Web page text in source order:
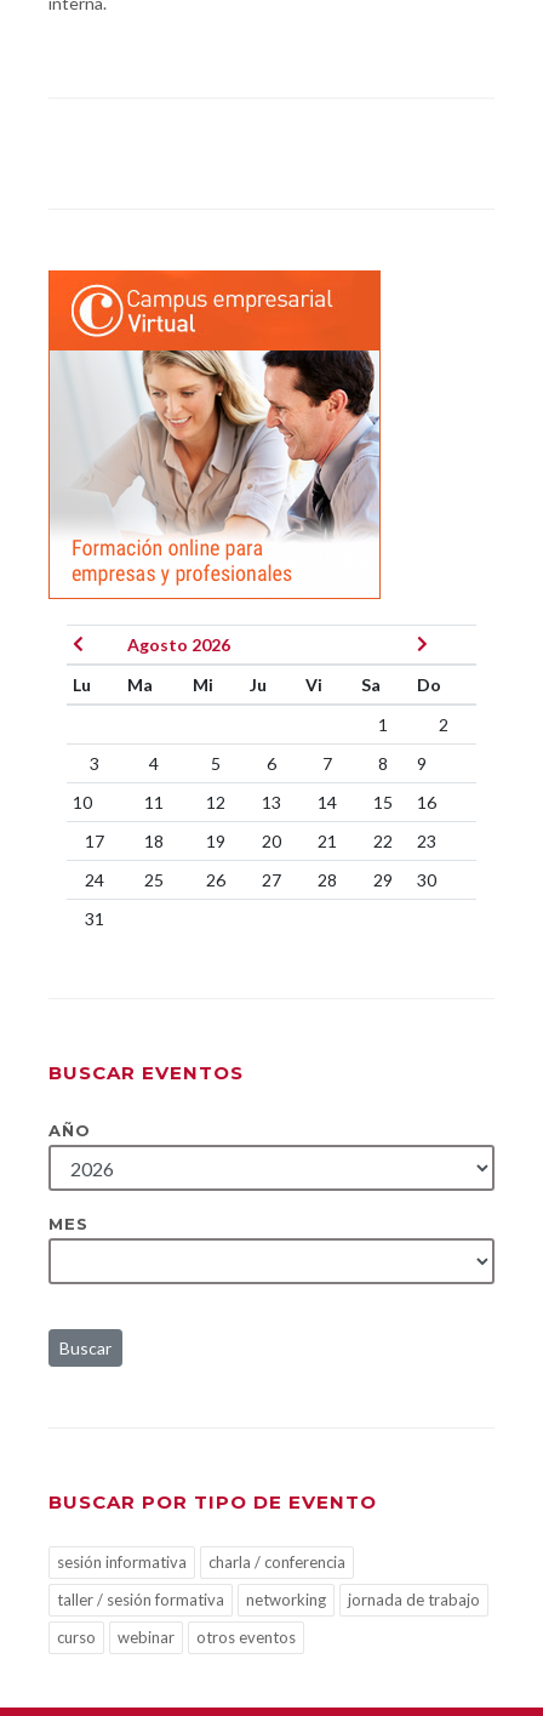
Agosto 2026
Lu
Ma Mi Ju Vi Sa
Do
1
2
3
4 5 6 7 8
9
10
11 12 13 14 15
16
17
18 19 20 21 22
23
24
25 26 27 28 29
30
31
BUSCAR EVENTOS
AÑO
MES
Buscar
BUSCAR POR TIPO DE EVENTO
sesión informativa
charla / conferencia
taller / sesión formativa
networking
jornada de trabajo
curso
webinar otros eventos